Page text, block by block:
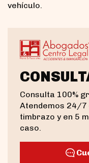
vehículo.
Consulta 100%
Atendemos 24/
timbrazo y en 5
caso.